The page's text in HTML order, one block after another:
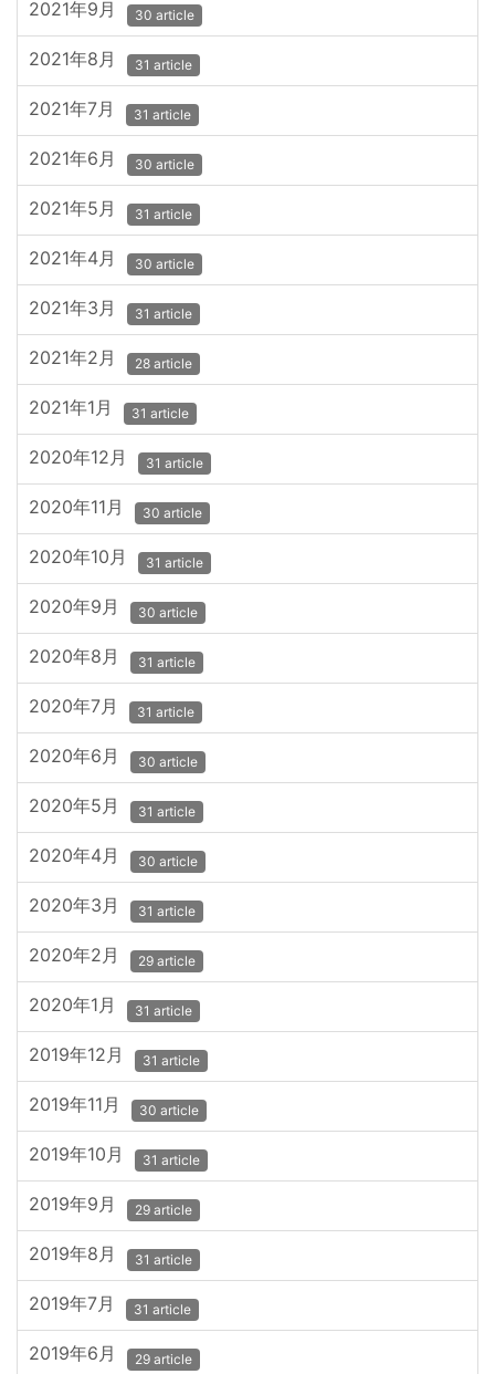
2021年9月 30 article
2021年8月 31 article
2021年7月 31 article
2021年6月 30 article
2021年5月 31 article
2021年4月 30 article
2021年3月 31 article
2021年2月 28 article
2021年1月 31 article
2020年12月 31 article
2020年11月 30 article
2020年10月 31 article
2020年9月 30 article
2020年8月 31 article
2020年7月 31 article
2020年6月 30 article
2020年5月 31 article
2020年4月 30 article
2020年3月 31 article
2020年2月 29 article
2020年1月 31 article
2019年12月 31 article
2019年11月 30 article
2019年10月 31 article
2019年9月 29 article
2019年8月 31 article
2019年7月 31 article
2019年6月 29 article